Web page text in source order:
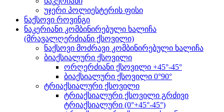
უჯერი პოლიესტერის ფისი
ნაქსოვი როვინგი
ნაკერიანი კომბინირებული ხალიჩა
(მრავალღერძიანი ქსოვილი)
ნაქსოვი მოძრავი კომბინირებული ხალიჩა
ბიაქსიალური ქსოვილი
ორღერძიანი ქსოვილი +45°-45°
ბიაქსიალური ქსოვილი 0°90°
ტრიაქსიალური ქსოვილი
ტრიაქსიალური ქსოვილი გრძივი
ტრიაქსიალური (0°+45°-45°)